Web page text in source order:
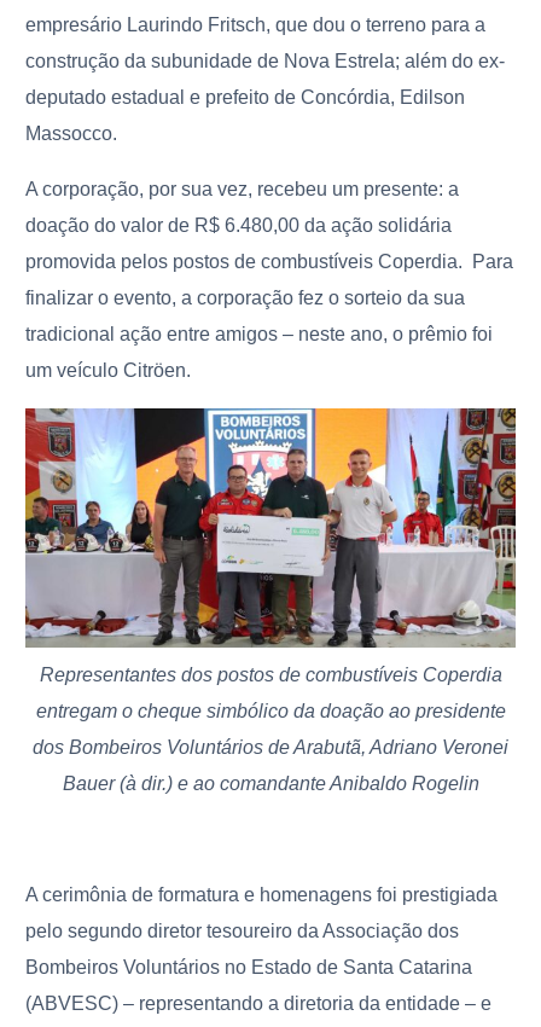
empresário Laurindo Fritsch, que dou o terreno para a
construção da subunidade de Nova Estrela; além do ex-
deputado estadual e prefeito de Concórdia, Edilson
Massocco.
A corporação, por sua vez, recebeu um presente: a
doação do valor de R$ 6.480,00 da ação solidária
promovida pelos postos de combustíveis Coperdia. Para
finalizar o evento, a corporação fez o sorteio da sua
tradicional ação entre amigos – neste ano, o prêmio foi
um veículo Citröen.
Representantes dos postos de combustíveis Coperdia
entregam o cheque simbólico da doação ao presidente
dos Bombeiros Voluntários de Arabutã, Adriano Veronei
Bauer (à dir.) e ao comandante Anibaldo Rogelin
A cerimônia de formatura e homenagens foi prestigiada
pelo segundo diretor tesoureiro da Associação dos
Bombeiros Voluntários no Estado de Santa Catarina
(ABVESC) – representando a diretoria da entidade – e